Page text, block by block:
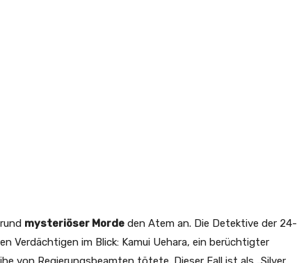
mysteriöser Morde den Atem an. Die Detektive der 24-
Verdächtigen im Blick: Kamui Uehara, ein berüchtigter